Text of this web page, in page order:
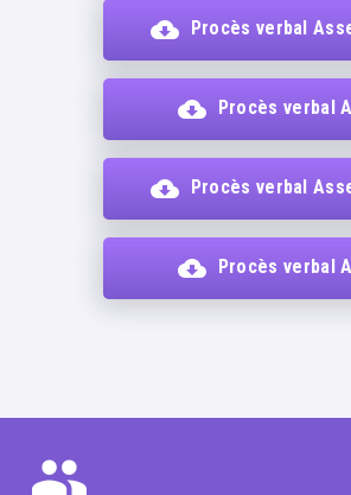
Procès verbal
Procès verbal
Procès verbal
Procès verbal